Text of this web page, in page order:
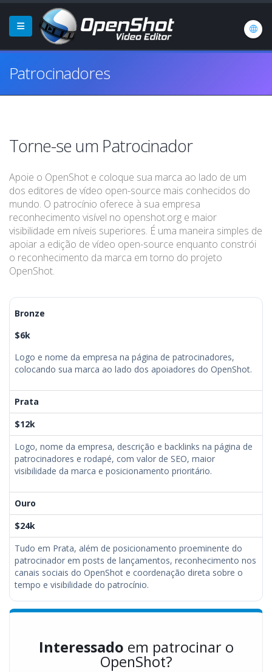
Patrocinadores
Torne-se um Patrocinador
Apoie o OpenShot e coloque sua marca ao lado de um
dos editores de vídeo open-source mais conhecidos do
mundo. O patrocínio oferece à sua empresa
reconhecimento visível no openshot.org e maior
visibilidade em níveis superiores. É uma maneira simples de
apoiar a edição de vídeo open-source enquanto constrói
o reconhecimento da marca em torno do projeto
OpenShot.
Bronze
$6k
Logo e nome da empresa na página de patrocinadores,
colocando sua marca ao lado dos apoiadores do OpenShot.
Prata
$12k
Logo, nome da empresa, descrição e backlinks na página de
patrocinadores e rodapé, com valor de SEO, maior
visibilidade da marca e posicionamento prioritário.
Ouro
$24k
Tudo em Prata, além de posicionamento proeminente do
patrocinador em posts de lançamentos, reconhecimento nos
canais sociais do OpenShot e coordenação direta sobre o
tempo e visibilidade do patrocínio.
Interessado em patrocinar o
OpenShot?